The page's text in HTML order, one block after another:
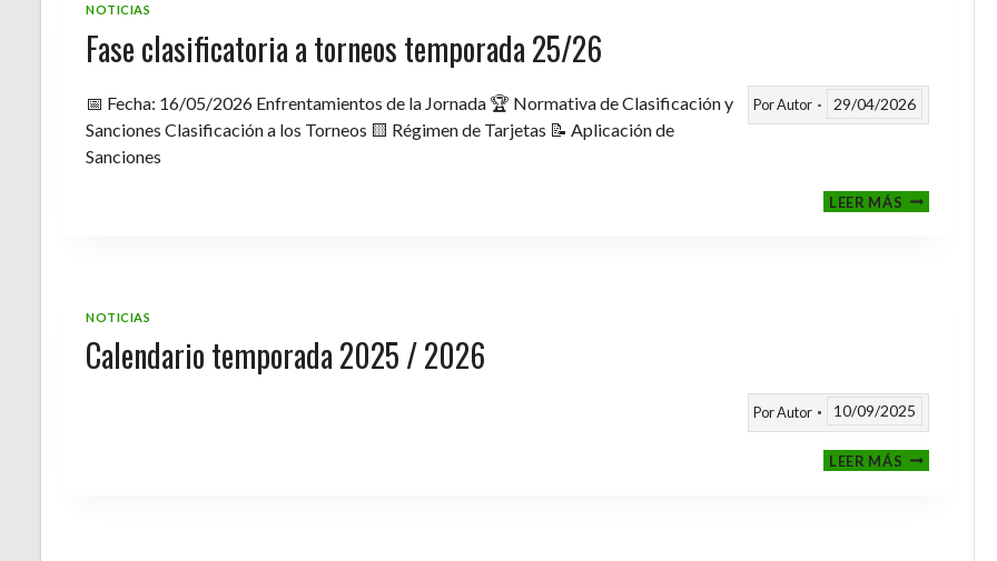
NOTICIAS
Fase clasificatoria a torneos temporada 25/26
PorAutor 29/04/2026
📅 Fecha: 16/05/2026 Enfrentamientos de la Jornada 🏆 Normativa de Clasificación y
Sanciones Clasificación a los Torneos 🟨 Régimen de Tarjetas 📝 Aplicación de
Sanciones
LEER MÁSFASE
NOTICIAS
Calendario temporada 2025 / 2026
PorAutor 10/09/2025
LEER MÁSCALENDARIO
TEMPORADA